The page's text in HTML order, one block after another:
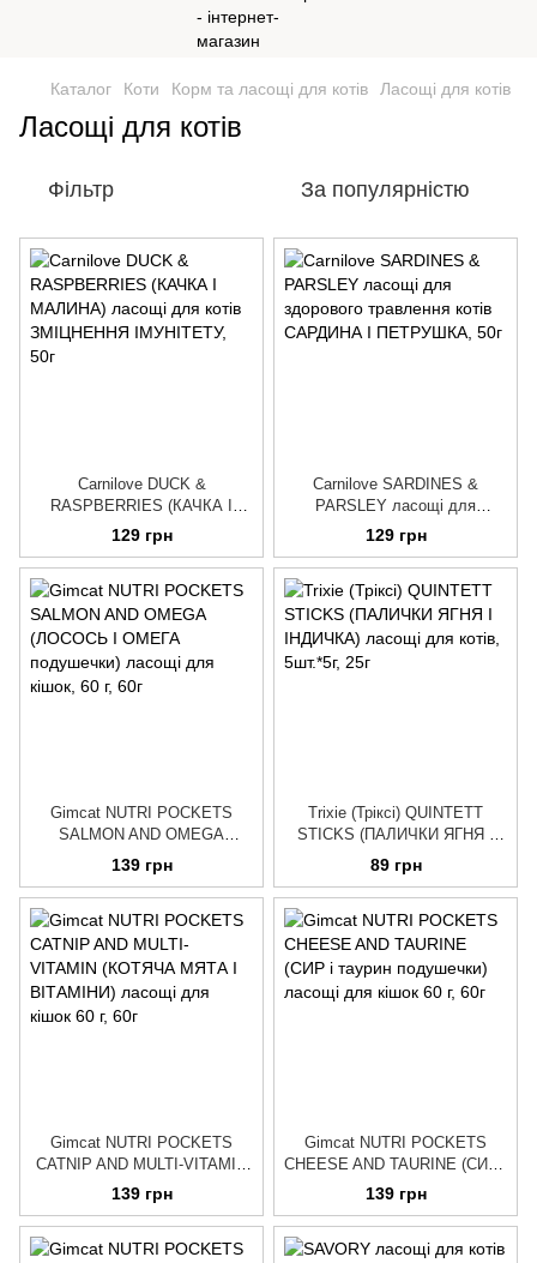
Каталог Коти Корм та ласощі для котів Ласощі для котів
Ласощі для котів
Фільтр За популярністю
Carnilove DUCK &
RASPBERRIES (КАЧКА І
МАЛИНА) ласощі для котів
ЗМІЦНЕННЯ ІМУНІТЕТУ, 50г
129 грн
Carnilove SARDINES &
PARSLEY ласощі для
здорового травлення котів
САРДИНА І ПЕТРУШКА, 50г
129 грн
Gimсat NUTRI POCKETS
SALMON AND OMEGA
(ЛОСОСЬ І ОМЕГА
подушечки) ласощі для кішок,
60 г
139 грн
Trixie (Тріксі) QUINTETT
STICKS (ПАЛИЧКИ ЯГНЯ І
ІНДИЧКА) ласощі для котів,
5шт.*5г
89 грн
Gimсat NUTRI POCKETS
CATNIP AND MULTI-VITAMIN
(КОТЯЧА МЯТА І ВІТАМІНИ)
ласощі для кішок 60 г
139 грн
Gimсat NUTRI POCKETS
CHEESE AND TAURINE (CИР і
таурин подушечки) ласощі
для кішок 60 г
139 грн